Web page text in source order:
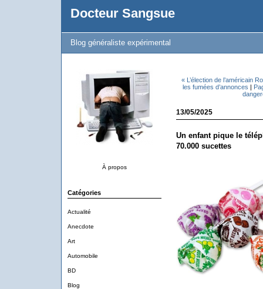
Docteur Sangsue
Blog généraliste expérimental
À propos
Catégories
Actualité
Anecdote
Art
Automobile
BD
Blog
« L’élection de l’américain
les fumées d’annonces |
13/05/2025
Un enfant pique le
70.000 sucettes